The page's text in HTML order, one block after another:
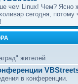
чем Linux! Чем? Ясно
сегодня,
жителей.
в конференции.